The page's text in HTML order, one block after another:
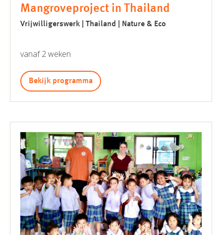
Mangroveproject in Thailand
Vrijwilligerswerk | Thailand | Nature & Eco
vanaf 2 weken
Bekijk programma